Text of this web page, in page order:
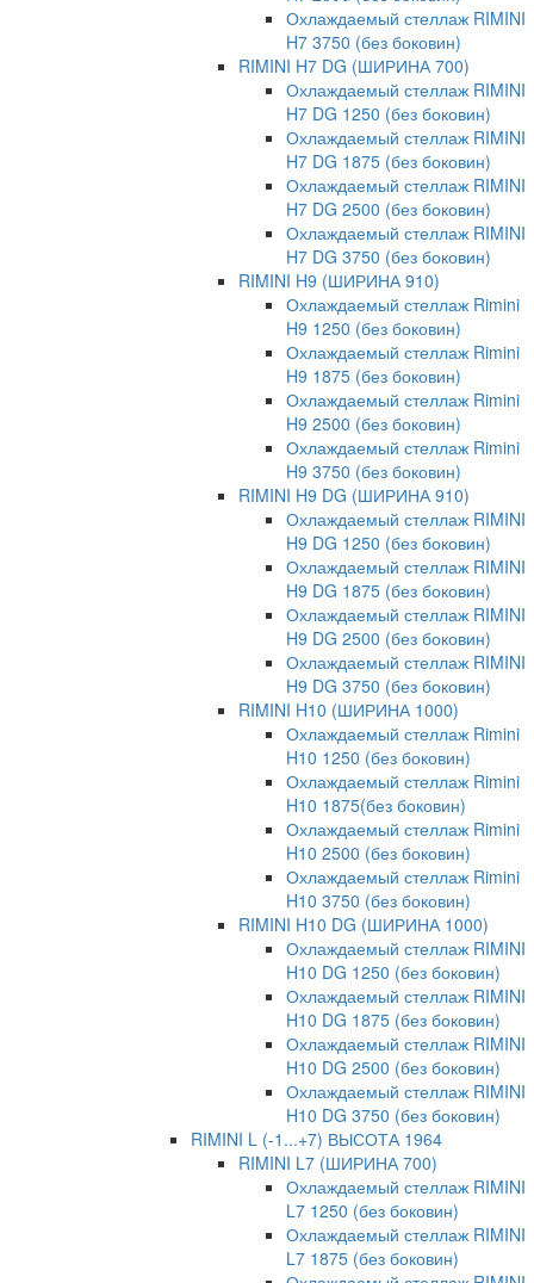
Охлаждаемый стеллаж RIMINI
H7 3750 (без боковин)
RIMINI H7 DG (ШИРИНА 700)
Охлаждаемый стеллаж RIMINI
H7 DG 1250 (без боковин)
Охлаждаемый стеллаж RIMINI
H7 DG 1875 (без боковин)
Охлаждаемый стеллаж RIMINI
H7 DG 2500 (без боковин)
Охлаждаемый стеллаж RIMINI
H7 DG 3750 (без боковин)
RIMINI H9 (ШИРИНА 910)
Охлаждаемый стеллаж Rimini
H9 1250 (без боковин)
Охлаждаемый стеллаж Rimini
H9 1875 (без боковин)
Охлаждаемый стеллаж Rimini
H9 2500 (без боковин)
Охлаждаемый стеллаж Rimini
H9 3750 (без боковин)
RIMINI H9 DG (ШИРИНА 910)
Охлаждаемый стеллаж RIMINI
H9 DG 1250 (без боковин)
Охлаждаемый стеллаж RIMINI
H9 DG 1875 (без боковин)
Охлаждаемый стеллаж RIMINI
H9 DG 2500 (без боковин)
Охлаждаемый стеллаж RIMINI
H9 DG 3750 (без боковин)
RIMINI H10 (ШИРИНА 1000)
Охлаждаемый стеллаж Rimini
H10 1250 (без боковин)
Охлаждаемый стеллаж Rimini
H10 1875(без боковин)
Охлаждаемый стеллаж Rimini
H10 2500 (без боковин)
Охлаждаемый стеллаж Rimini
H10 3750 (без боковин)
RIMINI H10 DG (ШИРИНА 1000)
Охлаждаемый стеллаж RIMINI
H10 DG 1250 (без боковин)
Охлаждаемый стеллаж RIMINI
H10 DG 1875 (без боковин)
Охлаждаемый стеллаж RIMINI
H10 DG 2500 (без боковин)
Охлаждаемый стеллаж RIMINI
H10 DG 3750 (без боковин)
RIMINI L (-1...+7) ВЫСОТА 1964
RIMINI L7 (ШИРИНА 700)
Охлаждаемый стеллаж RIMINI
L7 1250 (без боковин)
Охлаждаемый стеллаж RIMINI
L7 1875 (без боковин)